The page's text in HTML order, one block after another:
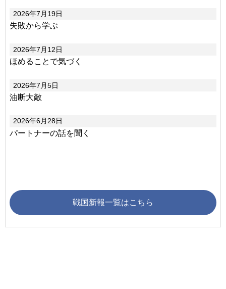
2026年7月19日
失敗から学ぶ
2026年7月12日
ほめることで気づく
2026年7月5日
油断大敵
2026年6月28日
パートナーの話を聞く
戦国新報一覧はこちら